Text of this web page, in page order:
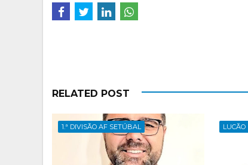
RELATED POST
1.ª DIVISÃO AF SETÚBAL LUCÃO